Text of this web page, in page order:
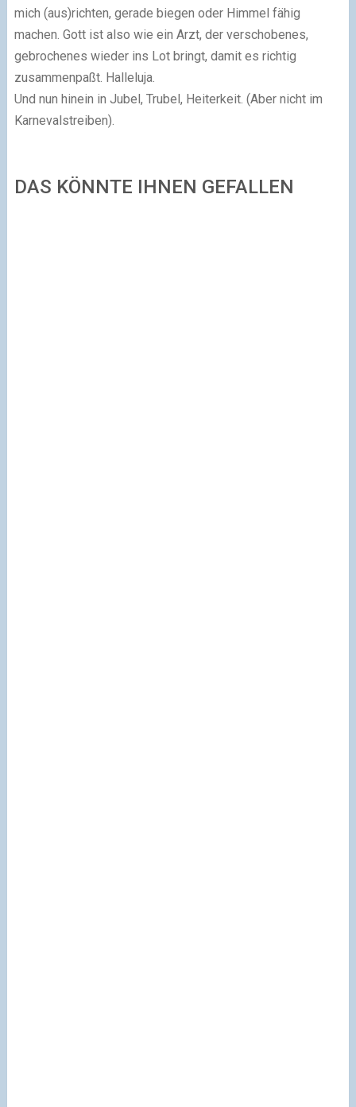
mich (aus)richten, gerade biegen oder Himmel fähig
machen. Gott ist also wie ein Arzt, der verschobenes,
gebrochenes wieder ins Lot bringt, damit es richtig
zusammenpaßt. Halleluja.
Und nun hinein in Jubel, Trubel, Heiterkeit. (Aber nicht im
Karnevalstreiben).
DAS KÖNNTE IHNEN GEFALLEN